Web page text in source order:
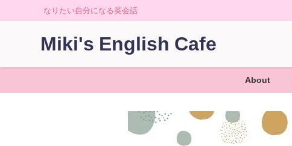
なりたい自分になる英会話
Miki's English Cafe
About